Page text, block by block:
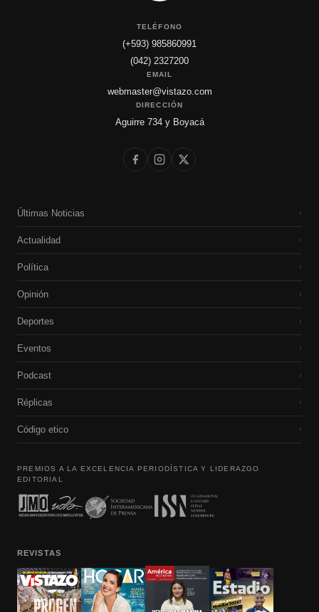
TELÉFONO
(+593) 985860991
(042) 2327200
EMAIL
webmaster@vistazo.com
DIRECCIÓN
Aguirre 734 y Boyacá
Últimas Noticias ›
Actualidad ›
Política ›
Opinión ›
Deportes ›
Eventos ›
Podcast ›
Réplicas ›
Código etico ›
PREMIOS A LA EXCELENCIA PERIODÍSTICA Y LIDERAZGO
EDITORIAL
REVISTAS